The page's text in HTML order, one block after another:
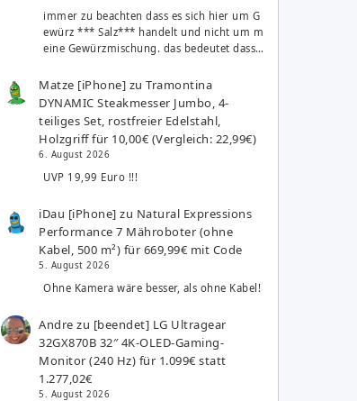
immer zu beachten dass es sich hier um G
ewürz *** Salz*** handelt und nicht um m
eine Gewürzmischung. das bedeutet dass…
Matze [iPhone] zuTramontina
DYNAMIC Steakmesser Jumbo, 4-
teiliges Set, rostfreier Edelstahl,
Holzgriff für 10,00€ (Vergleich: 22,99€)
6. August 2026
UVP 19,99 Euro !!!
iDau [iPhone] zu Natural Expressions
Performance 7 Mähroboter (ohne
Kabel, 500 m²) für 669,99€ mit Code
5. August 2026
Ohne Kamera wäre besser, als ohne Kabel!
Andre zu [beendet] LG Ultragear
32GX870B 32″ 4K-OLED-Gaming-
Monitor (240 Hz) für 1.099€ statt
1.277,02€
5. August 2026